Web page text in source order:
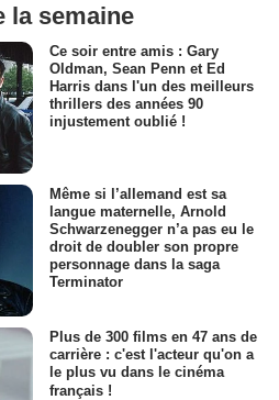
la semaine
Ce soir entre amis : Gary
Oldman, Sean Penn et Ed
Harris dans l'un des meilleurs
thrillers des années 90
injustement oublié !
Même si l’allemand est sa
langue maternelle, Arnold
Schwarzenegger n’a pas eu le
droit de doubler son propre
personnage dans la saga
Terminator
Plus de 300 films en 47 ans de
carrière : c'est l'acteur qu'on a
le plus vu dans le cinéma
français !